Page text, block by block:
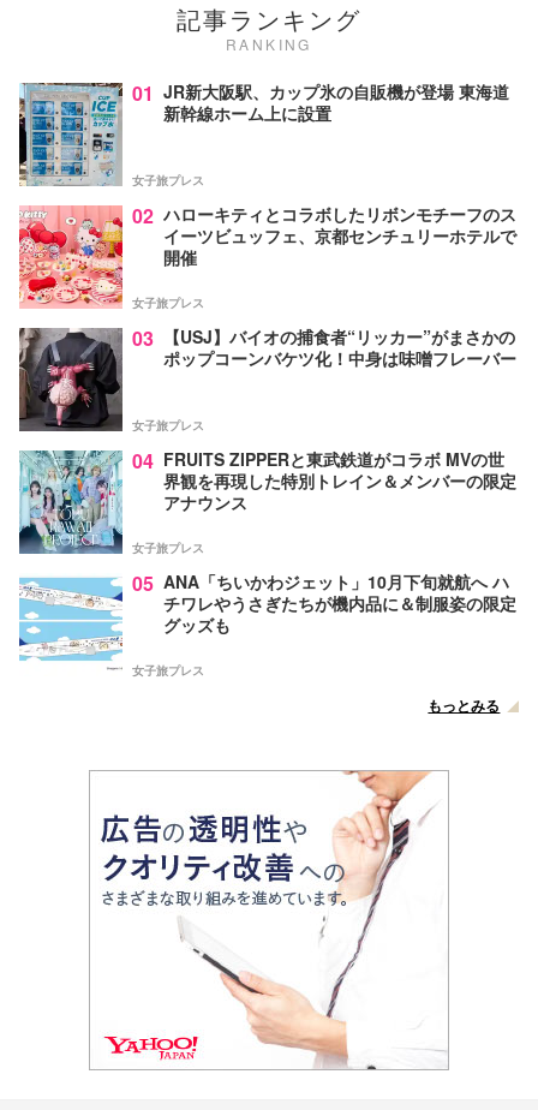
記事ランキング
RANKING
01 JR新大阪駅、カップ氷の自販機が登場 東海道
新幹線ホーム上に設置
女子旅プレス
02 ハローキティとコラボしたリボンモチーフのス
イーツビュッフェ、京都センチュリーホテルで
開催
女子旅プレス
03
【USJ】バイオの捕食者“リッカー”がまさかの
ポップコーンバケツ化！中身は味噌フレーバー
女子旅プレス
04 FRUITS ZIPPERと東武鉄道がコラボ MVの世
界観を再現した特別トレイン＆メンバーの限定
アナウンス
女子旅プレス
05 ANA「ちいかわジェット」10月下旬就航へ ハ
チワレやうさぎたちが機内品に＆制服姿の限定
グッズも
女子旅プレス
もっとみる